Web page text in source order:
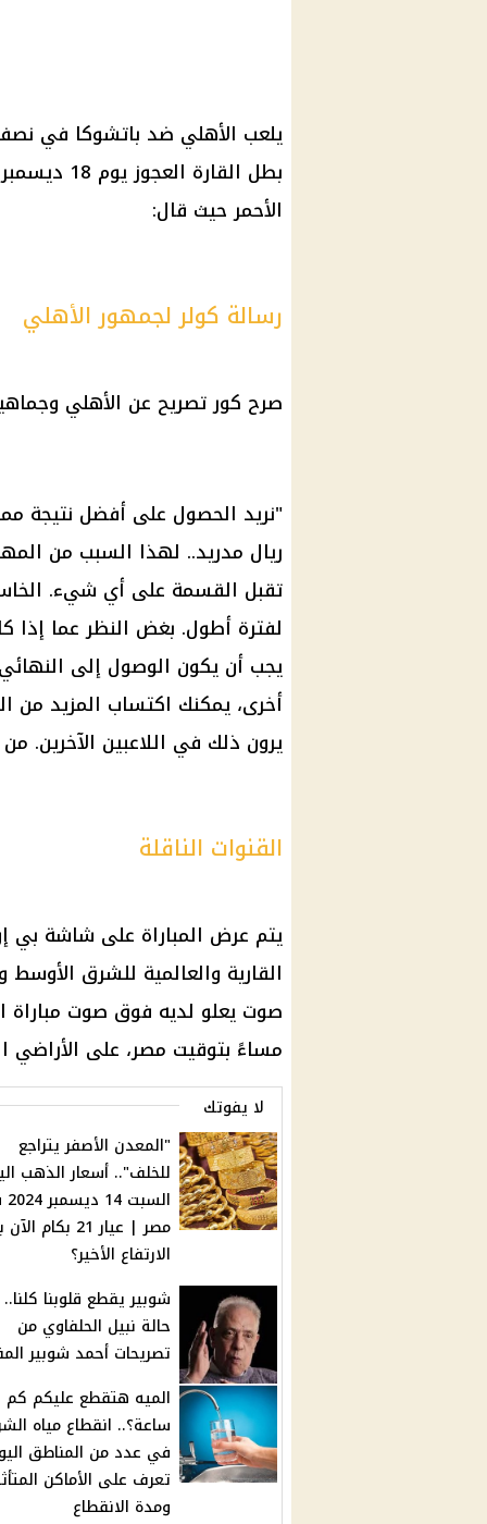
يلعب الأهلي ضد باتشوكا في نصف
بطل
الأحمر حيث قال:
رسالة كولر لجمهور الأهلي
صرح كور تصريح عن الأهلي
"نريد الحصول على أفضل نتيجة
ريال مدريد.. لهذا السبب من
تقبل القسمة على أي شيء.
لفترة أطول. بغض النظر عما
يجب أن يكون الوصول إلى
أخرى، يمكنك اكتساب المزيد من
يرون ذلك في اللاعبين
القنوات الناقلة
يتم عرض المباراة على شاشة بي
القارية والعالمية للشرق
صوت يعلو لديه فوق صوت مباراة
مساءً بتوقيت مصر، على الأراضي
لا يفوتك
"المعدن الأصفر يتراجع
للخلف".. أسعار الذهب
مصر | عيار 21 بكام
الارتفاع الأخير؟
شوبير يقطع قلوبنا
حالة نبيل الحلفاوي من
تصريحات أحمد شوبير
الميه هتقطع عليكم كم
ساعة؟.. انقطاع مياه
في عدد من المناطق
تعرف على الأماكن
ومدة الانقطاع